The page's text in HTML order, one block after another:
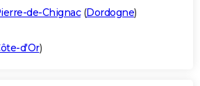
de-Chignac(Dordogne)
d'Or)